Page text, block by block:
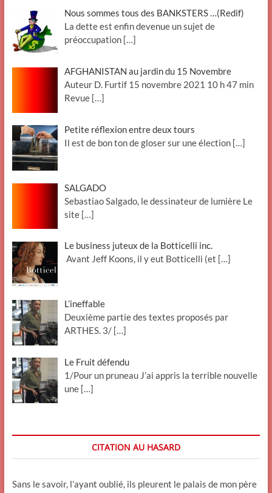
Nous sommes tous des BANKSTERS …(Redif)
La dette est enfin devenue un sujet de
préoccupation […]
AFGHANISTAN au jardin du 15 Novembre
Auteur D. Furtif 15 novembre 2021 10 h 47 min
Revue […]
Petite réflexion entre deux tours
Il est de bon ton de gloser sur une élection […]
SALGADO
Sebastiao Salgado, le dessinateur de lumière Le
site […]
Le business juteux de la Botticelli inc.
Avant Jeff Koons, il y eut Botticelli (et […]
L’ineffable
Deuxième partie des textes proposés par
ARTHES. 3/ […]
Le Fruit défendu
1/Pour un pruneau J’ai appris la terrible nouvelle
une […]
CITATION AU HASARD
Sans le savoir, l’ayant oublié, ils pleurent le palais de mon père